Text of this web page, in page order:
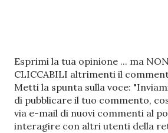
P
o
s
t
a
u
Esprimi la tua opinione ... ma
CLICCABILI altrimenti il
Metti la spunta sulla voce:
di pubblicare il tuo commento,
via e-mail di nuovi commenti al
interagire con altri utenti della